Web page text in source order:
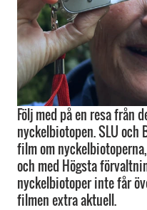
Följ med på en resa från
nyckelbiotopen. SLU
film om
och med Högsta
nyckelbiotoper inte får
filmen extra aktuell.